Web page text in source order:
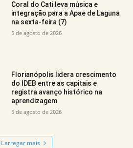
Coral do Cati leva música e
integração para a Apae de Laguna
na sexta-feira (7)
5 de agosto de 2026
Florianópolis lidera crescimento
do IDEB entre as capitais e
registra avanço histórico na
aprendizagem
5 de agosto de 2026
Carregar mais